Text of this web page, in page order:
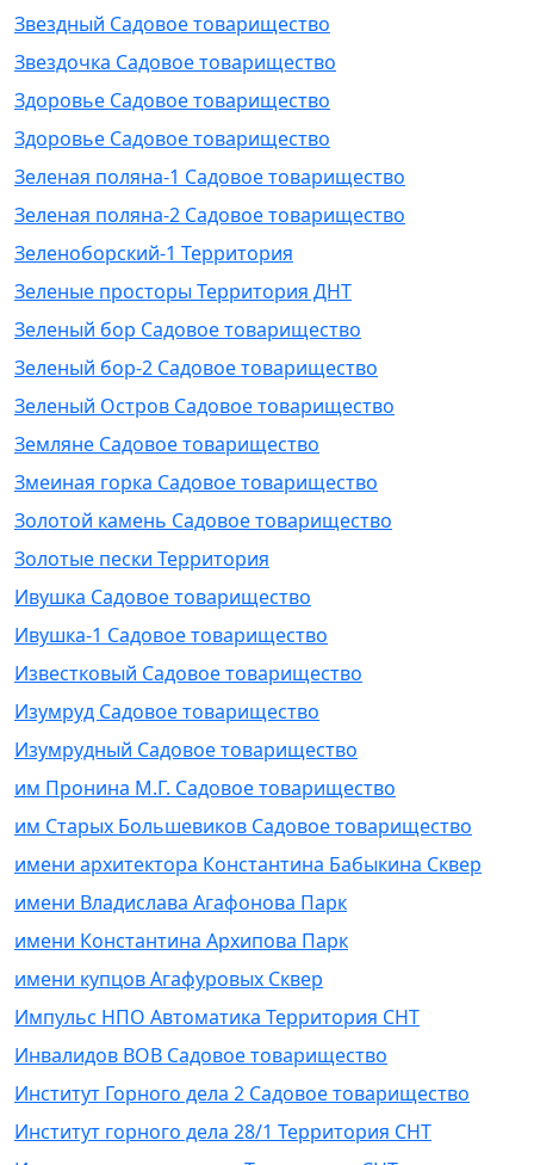
Звездный Садовое товарищество
Звездочка Садовое товарищество
Здоровье Садовое товарищество
Здоровье Садовое товарищество
Зеленая поляна-1 Садовое товарищество
Зеленая поляна-2 Садовое товарищество
Зеленоборский-1 Территория
Зеленые просторы Территория ДНТ
Зеленый бор Садовое товарищество
Зеленый бор-2 Садовое товарищество
Зеленый Остров Садовое товарищество
Земляне Садовое товарищество
Змеиная горка Садовое товарищество
Золотой камень Садовое товарищество
Золотые пески Территория
Ивушка Садовое товарищество
Ивушка-1 Садовое товарищество
Известковый Садовое товарищество
Изумруд Садовое товарищество
Изумрудный Садовое товарищество
им Пронина М.Г. Садовое товарищество
им Старых Большевиков Садовое товарищество
имени архитектора Константина Бабыкина Сквер
имени Владислава Агафонова Парк
имени Константина Архипова Парк
имени купцов Агафуровых Сквер
Импульс НПО Автоматика Территория СНТ
Инвалидов ВОВ Садовое товарищество
Институт Горного дела 2 Садовое товарищество
Институт горного дела 28/1 Территория СНТ